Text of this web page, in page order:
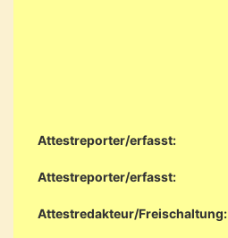
Attestreporter/erfasst:
Attestreporter/erfasst:
Attestredakteur/Freischaltung: